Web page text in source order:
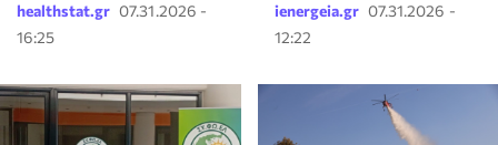
healthstat.gr 07.31.2026 -
16:25
ienergeia.gr 07.31.2026 -
12:22